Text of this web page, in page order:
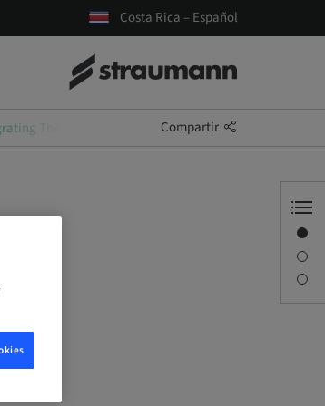
Costa Rica – Español
The 3 Pillars of Interdisciplinary Treatment for
Compartir